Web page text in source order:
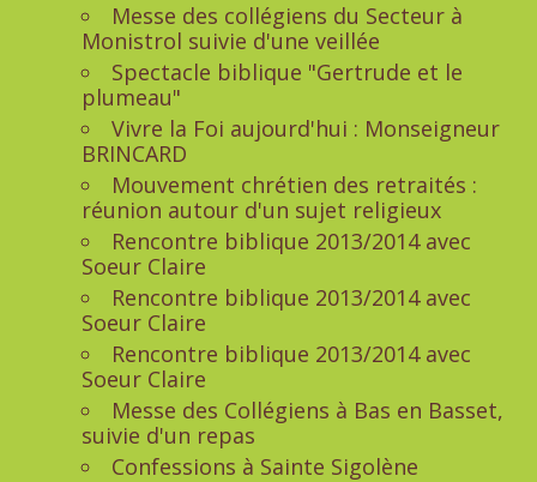
Messe des collégiens du Secteur à
Monistrol suivie d'une veillée
Spectacle biblique "Gertrude et le
plumeau"
Vivre la Foi aujourd'hui : Monseigneur
BRINCARD
Mouvement chrétien des retraités :
réunion autour d'un sujet religieux
Rencontre biblique 2013/2014 avec
Soeur Claire
Rencontre biblique 2013/2014 avec
Soeur Claire
Rencontre biblique 2013/2014 avec
Soeur Claire
Messe des Collégiens à Bas en Basset,
suivie d'un repas
Confessions à Sainte Sigolène